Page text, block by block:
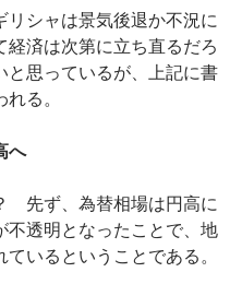
シャは景気後退か不況に
済は次第に立ち直るだろ
と思っているが、上記に書
る。
へ
先ず、為替相場は円高に
不透明となったことで、地
いるということである。